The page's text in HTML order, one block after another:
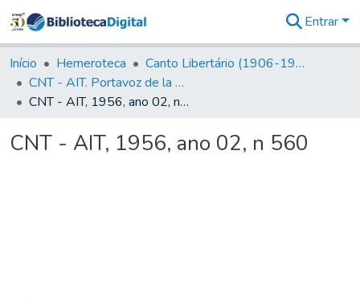
&
Coleções
Tudo na
Biblioteca
Estatísticas
Entrar
Início Hemeroteca
Canto Libertário (1906-1995)
CNT - AIT. Portavoz de la C.N.T de España en el Exilio
CNT - AIT, 1956, ano 02, n 560
CNT - AIT, 1956, ano 02, n 560